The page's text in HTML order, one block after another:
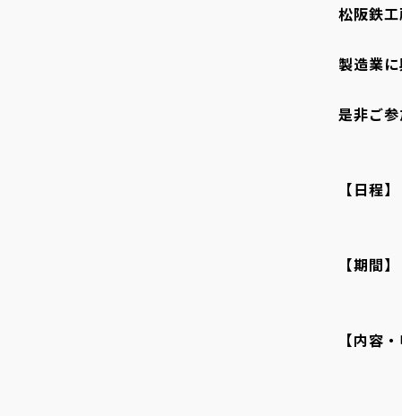
松阪鉄
製造業
是非ご
【日程
【期間
【内容